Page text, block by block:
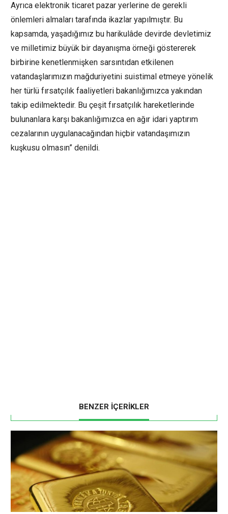
Ayrıca elektronik ticaret pazar yerlerine de gerekli
önlemleri almaları tarafında ikazlar yapılmıştır. Bu
kapsamda, yaşadığımız bu harikulâde devirde devletimiz
ve milletimiz büyük bir dayanışma örneği göstererek
birbirine kenetlenmişken sarsıntıdan etkilenen
vatandaşlarımızın mağduriyetini suistimal etmeye yönelik
her türlü fırsatçılık faaliyetleri bakanlığımızca yakından
takip edilmektedir. Bu çeşit fırsatçılık hareketlerinde
bulunanlara karşı bakanlığımızca en ağır idari yaptırım
cezalarının uygulanacağından hiçbir vatandaşımızın
kuşkusu olmasın” denildi.
BENZER İÇERİKLER